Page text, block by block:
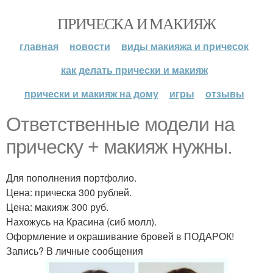
ПРИЧЕСКА И МАКИЯЖ
главная новости
виды макияжа и причесок
как делать прически и макияж
прически и макияж на дому
игры отзывы
Ответственные модели на
прическу + макияж нужны.
Для пополнения портфолио.
Цена: прическа 300 рублей.
Цена: макияж 300 руб.
Нахожусь на Красина (сиб молл).
Оформление и окрашивание бровей в ПОДАРОК!
Запись? В личные сообщения